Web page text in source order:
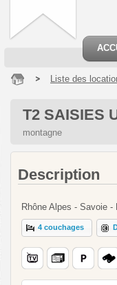
Liste des
T2 SAISIES
montagne
Description
Rhône Alpes - Savoie
4 couchages